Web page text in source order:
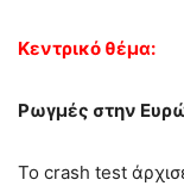
Κεντρικό θέμα:
Ρωγμές στην
Το crash test